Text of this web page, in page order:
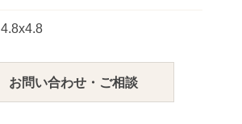
4.8x4.8
お問い合わせ・ご相談